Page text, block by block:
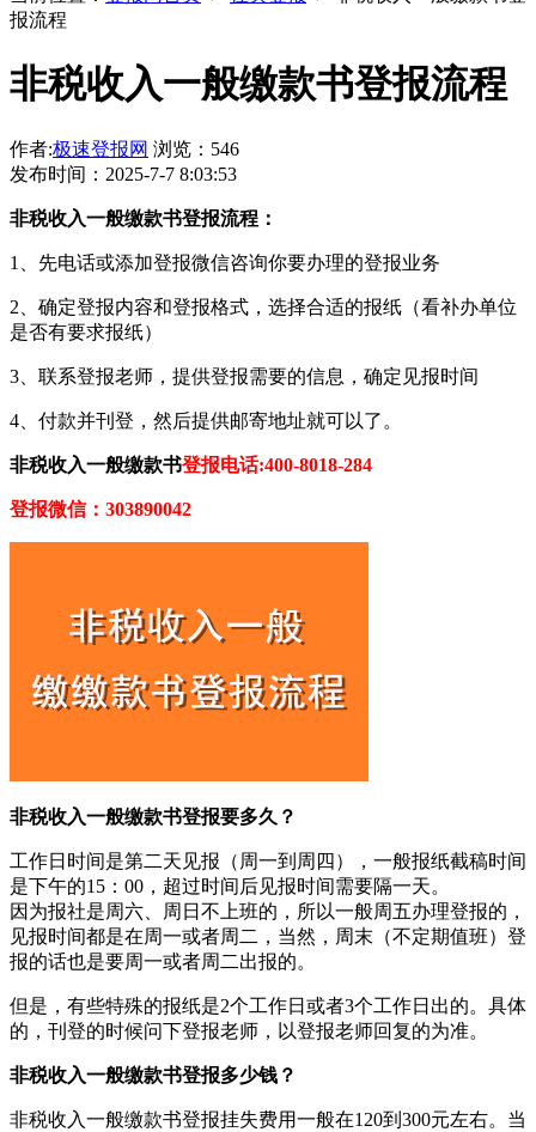
报流程
非税收入一般缴款书登报流程
作者:极速登报网 浏览：546
发布时间：2025-7-7 8:03:53
非税收入一般缴款书登报流程：
1、先电话或添加登报微信咨询你要办理的登报业务
2、确定登报内容和登报格式，选择合适的报纸（看补办单位
是否有要求报纸）
3、联系登报老师，提供登报需要的信息，确定见报时间
4、付款并刊登，然后提供邮寄地址就可以了。
非税收入一般缴款书登报电话:400-8018-284
登报微信：303890042
非税收入一般缴款书登报要多久？
工作日时间是第二天见报（周一到周四），一般报纸截稿时间
是下午的15：00，超过时间后见报时间需要隔一天。
因为报社是周六、周日不上班的，所以一般周五办理登报的，
见报时间都是在周一或者周二，当然，周末（不定期值班）登
报的话也是要周一或者周二出报的。
但是，有些特殊的报纸是2个工作日或者3个工作日出的。具体
的，刊登的时候问下登报老师，以登报老师回复的为准。
非税收入一般缴款书登报多少钱？
非税收入一般缴款书登报挂失费用一般在120到300元左右。当